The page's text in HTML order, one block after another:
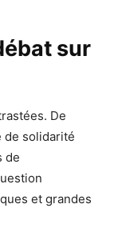
sur
De
de solidarité
de
et grandes